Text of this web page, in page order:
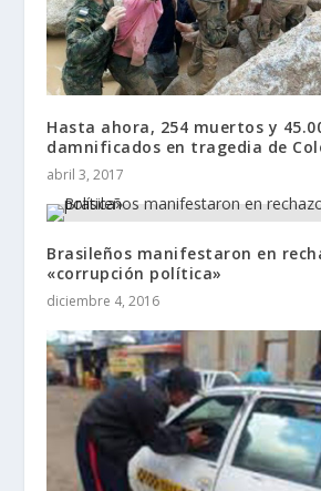
Hasta ahora, 254 muertos y
damnificados en tragedia de
abril 3, 2017
Brasileños manifestaron en
«corrupción política»
diciembre 4, 2016